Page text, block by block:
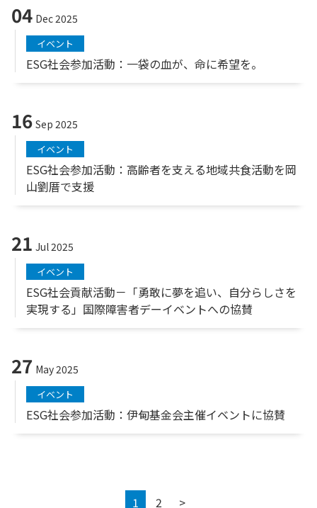
04 Dec 2025
イベント
ESG社会参加活動：一袋の血が、命に希望を。
16 Sep 2025
イベント
ESG社会参加活動：高齢者を支える地域共食活動を岡
山劉厝で支援
21 Jul 2025
イベント
ESG社会貢献活動－「勇敢に夢を追い、自分らしさを
実現する」国際障害者デーイベントへの協賛
27 May 2025
イベント
ESG社会参加活動：伊甸基金会主催イベントに協賛
1 2 >Next